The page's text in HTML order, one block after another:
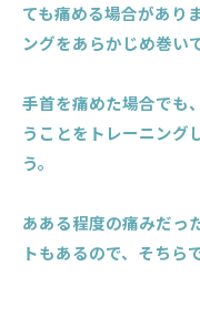
ても痛める場合があり
ングをあらかじめ巻い
手首を痛めた場合でも
うことをトレーニング
う。
あある程度の痛みだっ
トもあるので、そちら